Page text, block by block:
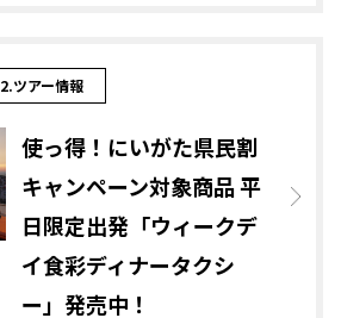
2.ツアー情報
使っ得！にいがた県民割
キャンペーン対象商品 平
日限定出発「ウィークデ
イ食彩ディナータクシ
ー」発売中！